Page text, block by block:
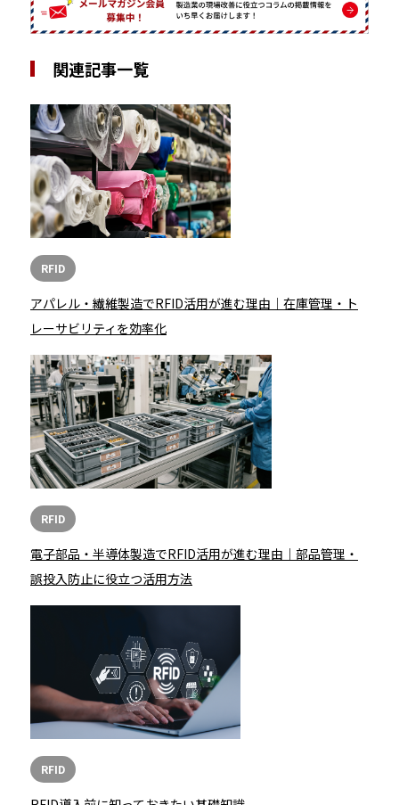
関連記事一覧
RFID
アパレル・繊維製造でRFID活用が進む理由｜在庫管理・ト
レーサビリティを効率化
RFID
電子部品・半導体製造でRFID活用が進む理由｜部品管理・
誤投入防止に役立つ活用方法
RFID